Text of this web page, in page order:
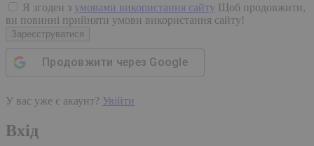
Я згоден з умовами використання сайту Щоб продовжити,
ви повинні прийняти умови використання сайту!
Зареєструватися
Продовжити через Google
У вас уже є акаунт? Увійти
Вхід